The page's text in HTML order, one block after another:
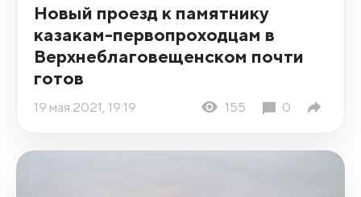
Новый проезд к памятнику
казакам-первопроходцам в
Верхнеблаговещенском почти
готов
19 мая 2021, 19:19 155 0